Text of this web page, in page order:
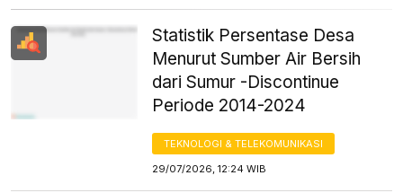
Statistik Persentase Desa
Menurut Sumber Air Bersih
dari Sumur -Discontinue
Periode 2014-2024
TEKNOLOGI & TELEKOMUNIKASI
29/07/2026, 12:24 WIB